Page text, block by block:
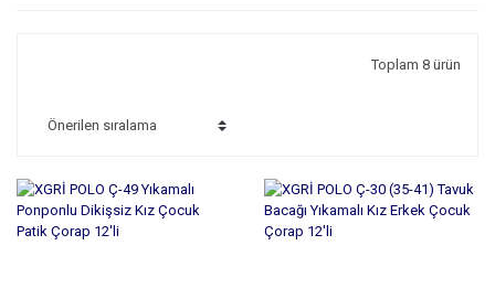
Toplam 8 ürün